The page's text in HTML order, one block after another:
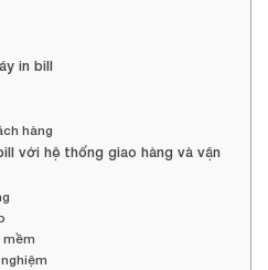
in bill
hàng
với hệ thống giao hàng và vận
mềm